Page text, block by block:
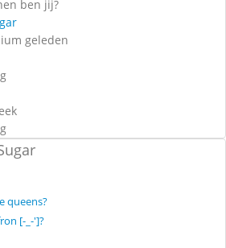
ben jij?
geleden
queens?
[-_-']?